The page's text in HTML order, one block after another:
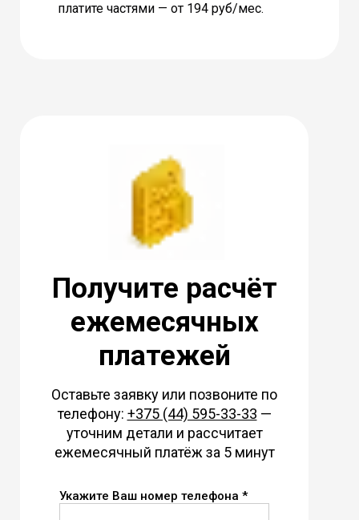
платите частями — от 194 руб/мес.
Укажите Ваш номер телефона *
Оставьте заявку или позвоните по
телефону: +375 (44) 595-33-33 —
уточним детали и рассчитает
ежемесячный платёж за 5 минут
Получите расчёт
ежемесячных
платежей